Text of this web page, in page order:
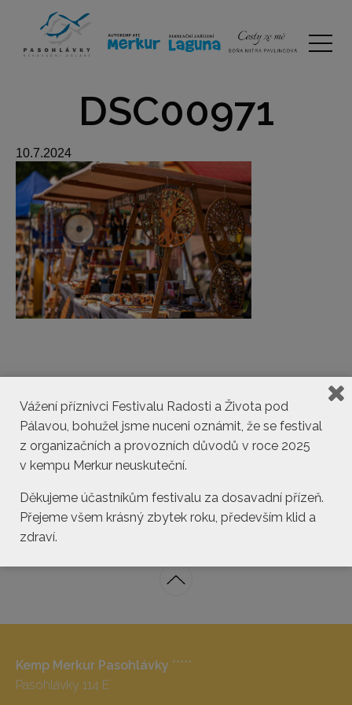
DSC00971
10.7.2024
kemp@pasohlavky.cz
Kemp Merkur Pasohlávky *****
Pasohlávky 114 E
Vážení příznivci Festivalu Radosti a Života pod
Pálavou, bohužel jsme nuceni oznámit, že se festival
z organizačních a provozních důvodů v roce 2025
v kempu Merkur neuskuteční.
Děkujeme účastníkům festivalu za dosavadní přízeň.
Přejeme všem krásný zbytek roku, především klid a
zdraví.